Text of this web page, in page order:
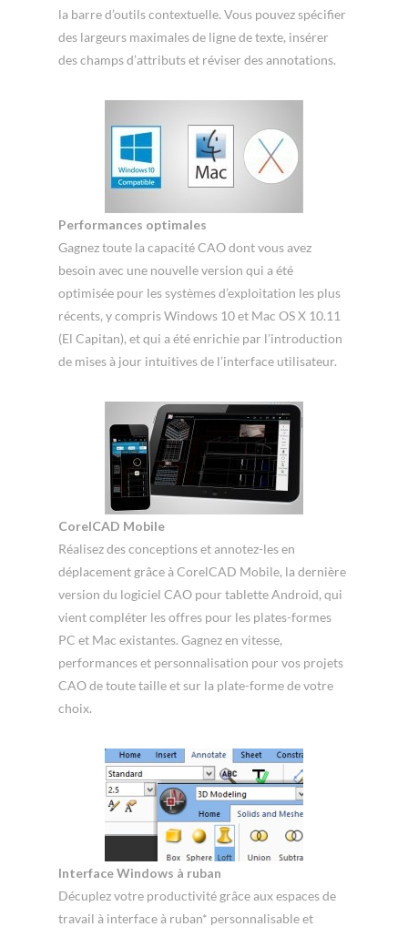
la barre d’outils contextuelle. Vous pouvez spécifier
des largeurs maximales de ligne de texte, insérer
des champs d’attributs et réviser des annotations.
Performances optimales
Gagnez toute la capacité CAO dont vous avez
besoin avec une nouvelle version qui a été
optimisée pour les systèmes d’exploitation les plus
récents, y compris Windows 10 et Mac OS X 10.11
(El Capitan), et qui a été enrichie par l’introduction
de mises à jour intuitives de l’interface utilisateur.
CorelCAD Mobile
Réalisez des conceptions et annotez-les en
déplacement grâce à CorelCAD Mobile, la dernière
version du logiciel CAO pour tablette Android, qui
vient compléter les offres pour les plates-formes
PC et Mac existantes. Gagnez en vitesse,
performances et personnalisation pour vos projets
CAO de toute taille et sur la plate-forme de votre
choix.
Interface Windows à ruban
Décuplez votre productivité grâce aux espaces de
travail à interface à ruban* personnalisable et